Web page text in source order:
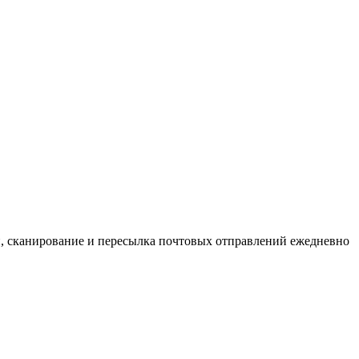
и пересылка почтовых отправлений ежедневно